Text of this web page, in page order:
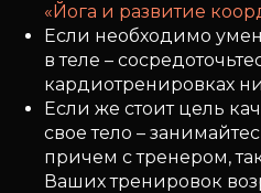
«Йога и развитие
Если необходимо
в теле –
кардиотренировках
Если же стоит цель
свое тело –
причем с тренером,
Ваших тренировок